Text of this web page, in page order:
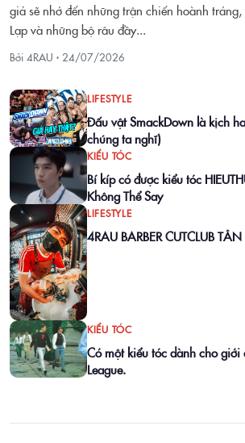
giả sẽ nhớ đến những trận chiến hoành
Lạp và những bộ râu đầy...
Bởi 4RAU · 24/07/2026
LIFESTYLE
Đấu vật SmackDown là kịch
chúng ta nghĩ)
KIỂU TÓC
Bí kíp có được kiểu tóc
Không Thể Say
LIFESTYLE
4RAU BARBER CUTCLUB
KIỂU TÓC
Có một kiểu tóc dành cho giới
League.